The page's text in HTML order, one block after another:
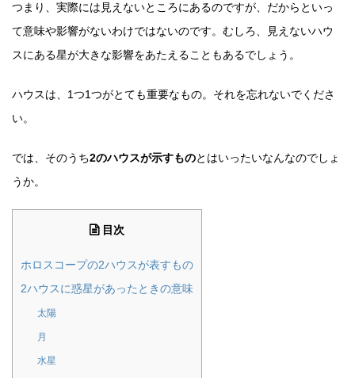
つまり、実際には見えないところにあるのですが、だからといっ
て意味や影響がないわけではないのです。むしろ、見えないハウ
スにある星が大きな影響をあたえることもあるでしょう。
ハウスは、1つ1つがとても重要なもの。それを忘れないでくださ
い。
では、そのうち2のハウスが示すものとはいったいなんなのでしょ
うか。
目次
ホロスコープの2ハウスが表すもの
2ハウスに惑星があったときの意味
太陽
月
水星